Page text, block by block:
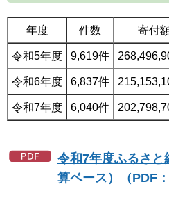
年度 件数 寄付
令和5年度 9,619件
令和6年度 6,837件
令和7年度 6,040件
令和7年度ふるさと
算ベース）（PDF